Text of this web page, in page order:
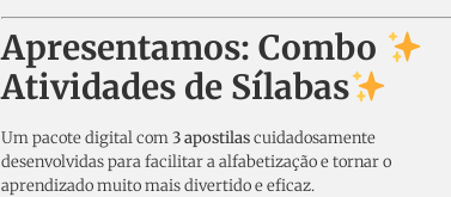
Apresentamos: Combo
Atividades de Sílabas
Um pacote digital com3 apostilascuidadosamente
desenvolvidas para facilitar a alfabetização e tornar o
aprendizado muito mais divertido e eficaz.